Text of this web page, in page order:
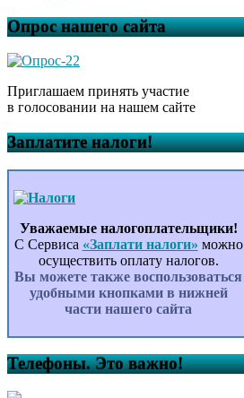
Опрос нашего сайта
Приглашаем принять участие
в голосовании на нашем сайте
Заплатите налоги!
Уважаемые налогоплательщики!
С Сервиса «Заплати налоги» можно
осуществить оплату налогов.
Вы можете также воспользоваться
удобными кнопками в нижней
части нашего сайта
Телефоны. Это важно!